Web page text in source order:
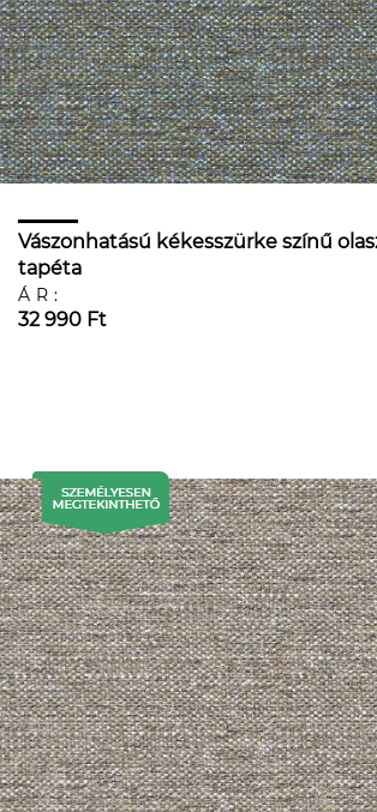
Vászonhatású kékesszürke színű
tapéta
ÁR:
32 990 Ft